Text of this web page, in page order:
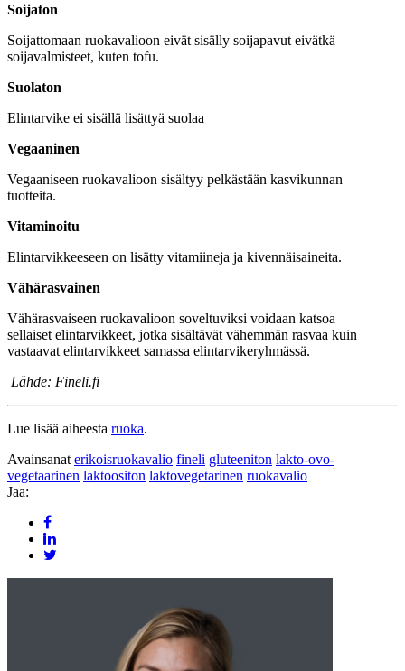
Soijaton
Soijattomaan ruokavalioon eivät sisälly soijapavut eivätkä
soijavalmisteet, kuten tofu.
Suolaton
Elintarvike ei sisällä lisättyä suolaa
Vegaaninen
Vegaaniseen ruokavalioon sisältyy pelkästään kasvikunnan
tuotteita.
Vitaminoitu
Elintarvikkeeseen on lisätty vitamiineja ja kivennäisaineita.
Vähärasvainen
Vähärasvaiseen ruokavalioon soveltuviksi voidaan katsoa
sellaiset elintarvikkeet, jotka sisältävät vähemmän rasvaa kuin
vastaavat elintarvikkeet samassa elintarvikeryhmässä.
Lähde: Fineli.fi
Lue lisää aiheesta ruoka.
Avainsanat erikoisruokavalio fineli gluteeniton lakto-ovo-
vegetaarinen laktoositon laktovegetarinen ruokavalio
Jaa: